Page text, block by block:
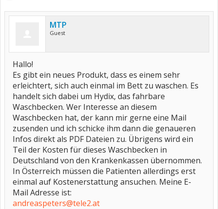
MTP
Guest
Hallo!
Es gibt ein neues Produkt, dass es einem sehr
erleichtert, sich auch einmal im Bett zu waschen. Es
handelt sich dabei um Hydix, das fahrbare
Waschbecken. Wer Interesse an diesem
Waschbecken hat, der kann mir gerne eine Mail
zusenden und ich schicke ihm dann die genaueren
Infos direkt als PDF Dateien zu. Übrigens wird ein
Teil der Kosten für dieses Waschbecken in
Deutschland von den Krankenkassen übernommen.
In Österreich müssen die Patienten allerdings erst
einmal auf Kostenerstattung ansuchen. Meine E-
Mail Adresse ist:
andreaspeters@tele2.at